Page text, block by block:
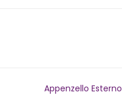
Appenzello Esterno